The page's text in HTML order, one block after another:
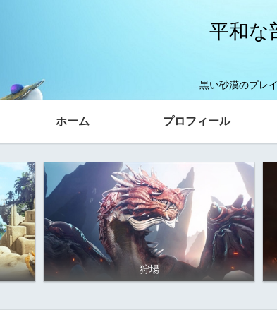
平和な
黒い砂漠のプレ
ホーム プロフィール
狩場